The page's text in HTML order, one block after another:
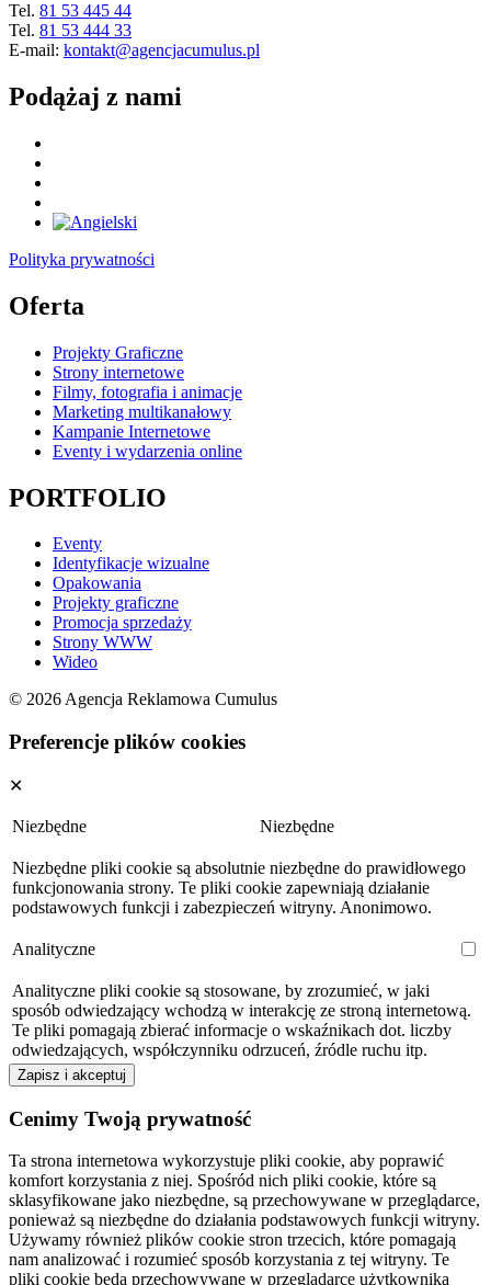
Tel. 81 53 445 44
Tel. 81 53 444 33
E-mail: kontakt@agencjacumulus.pl
Podążaj z nami
Polityka prywatności
Oferta
Projekty Graficzne
Strony internetowe
Filmy, fotografia i animacje
Marketing multikanałowy
Kampanie Internetowe
Eventy i wydarzenia online
PORTFOLIO
Eventy
Identyfikacje wizualne
Opakowania
Projekty graficzne
Promocja sprzedaży
Strony WWW
Wideo
© 2026 Agencja Reklamowa Cumulus
Preferencje plików cookies
✕
Niezbędne Niezbędne
Niezbędne pliki cookie są absolutnie niezbędne do prawidłowego
funkcjonowania strony. Te pliki cookie zapewniają działanie
podstawowych funkcji i zabezpieczeń witryny. Anonimowo.
Analityczne
Analityczne pliki cookie są stosowane, by zrozumieć, w jaki
sposób odwiedzający wchodzą w interakcję ze stroną internetową.
Te pliki pomagają zbierać informacje o wskaźnikach dot. liczby
odwiedzających, współczynniku odrzuceń, źródle ruchu itp.
Zapisz i akceptuj
Cenimy Twoją prywatność
Ta strona internetowa wykorzystuje pliki cookie, aby poprawić
komfort korzystania z niej. Spośród nich pliki cookie, które są
sklasyfikowane jako niezbędne, są przechowywane w przeglądarce,
ponieważ są niezbędne do działania podstawowych funkcji witryny.
Używamy również plików cookie stron trzecich, które pomagają
nam analizować i rozumieć sposób korzystania z tej witryny. Te
pliki cookie będą przechowywane w przeglądarce użytkownika